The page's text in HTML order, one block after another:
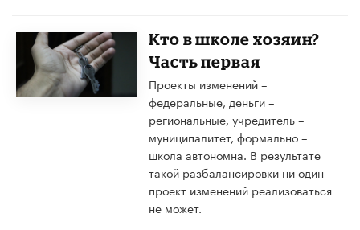
Кто в школе хозяин?
Часть первая
Проекты изменений –
федеральные, деньги –
региональные, учредитель –
муниципалитет, формально –
школа автономна. В результате
такой разбалансировки ни один
проект изменений реализоваться
не может.